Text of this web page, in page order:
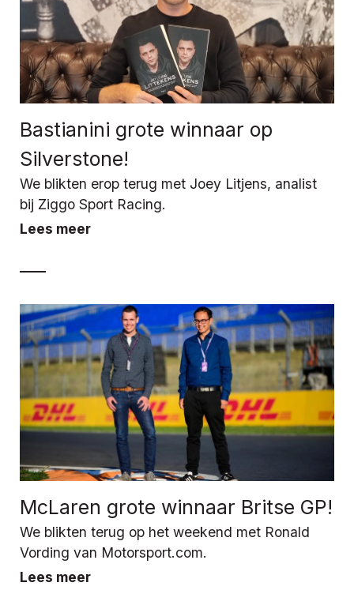
Bastianini grote winnaar op
Silverstone!
We blikten erop terug met Joey Litjens, analist
bij Ziggo Sport Racing.
Lees meer
McLaren grote winnaar Britse GP!
We blikten terug op het weekend met Ronald
Vording van Motorsport.com.
Lees meer